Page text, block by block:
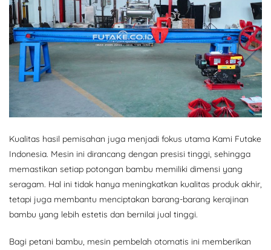
Kualitas hasil pemisahan juga menjadi fokus utama Kami Futake
Indonesia. Mesin ini dirancang dengan presisi tinggi, sehingga
memastikan setiap potongan bambu memiliki dimensi yang
seragam. Hal ini tidak hanya meningkatkan kualitas produk akhir,
tetapi juga membantu menciptakan barang-barang kerajinan
bambu yang lebih estetis dan bernilai jual tinggi.
Bagi petani bambu, mesin pembelah otomatis ini memberikan